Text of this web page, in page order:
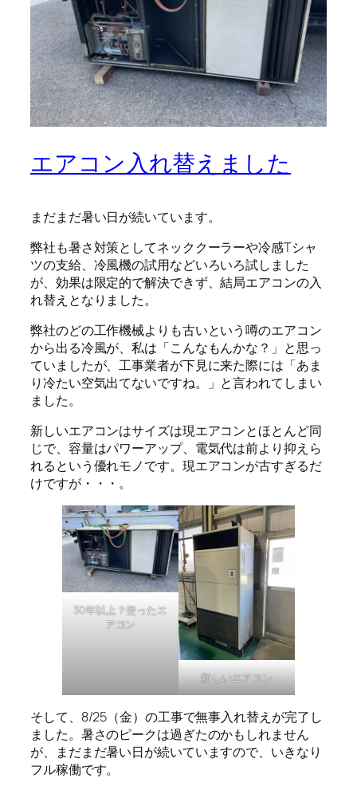
エアコン入れ替えました
まだまだ暑い日が続いています。
弊社も暑さ対策としてネッククーラーや冷感Tシャ
ツの支給、冷風機の試用などいろいろ試しました
が、効果は限定的で解決できず、結局エアコンの入
れ替えとなりました。
弊社のどの工作機械よりも古いという噂のエアコン
から出る冷風が、私は「こんなもんかな？」と思っ
ていましたが、工事業者が下見に来た際には「あま
り冷たい空気出てないですね。」と言われてしまい
ました。
新しいエアコンはサイズは現エアコンとほとんど同
じで、容量はパワーアップ、電気代は前より抑えら
れるという優れモノです。現エアコンが古すぎるだ
けですが・・・。
30年以上？使ったエ
アコン
新しいエアコン
そして、8/25（金）の工事で無事入れ替えが完了し
ました。暑さのピークは過ぎたのかもしれません
が、まだまだ暑い日が続いていますので、いきなり
フル稼働です。